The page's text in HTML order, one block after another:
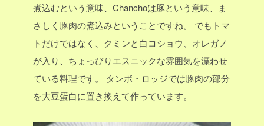
煮込むという意味、Chanchoは豚という意味、ま
さしく豚肉の煮込みということですね。
でもトマ
トだけではなく、クミンと白コショウ、オレガノ
が入り、ちょっぴりエスニックな雰囲気を漂わせ
ている料理です。
タンボ・ロッジでは豚肉の部分
を大豆蛋白に置き換えて作っています。